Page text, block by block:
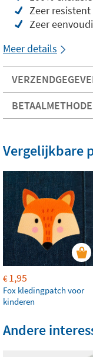
Zeer resistent
Zeer
Meer details
Vergelijkbare
€1,95
Fox kledingpatch voor
kinderen
Andere